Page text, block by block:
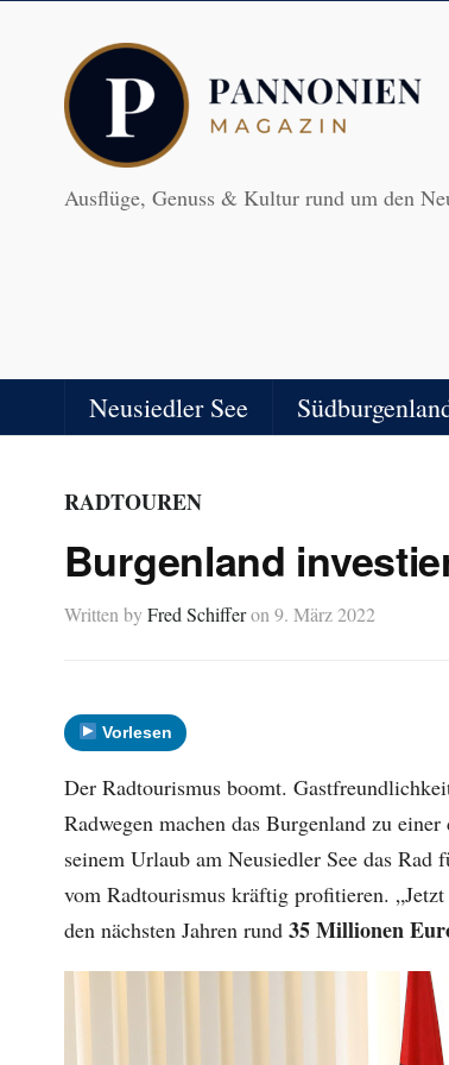
Ausflüge, Genuss & Kultur rund um den
Neusiedler See
RADTOUREN
Burgenland
Written byFred Schiffer on 9. März 2022
Vorlesen
Der Radtourismus boomt.
Radwegen machen das Burgenland zu
seinem Urlaub am Neusiedler See das
vom Radtourismus kräftig profitieren.
den nächsten Jahren rund35 Millionen